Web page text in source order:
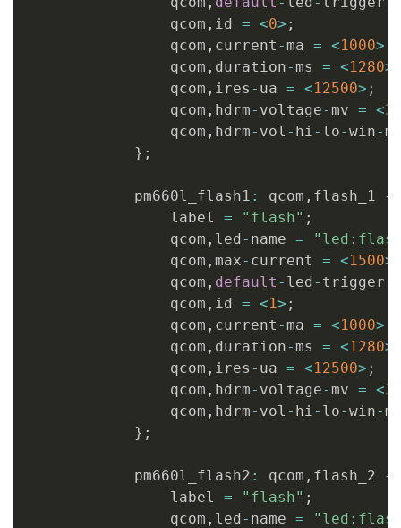
                qcom
, id = <0> ;
                qcom
, current -ma = <1000>
                qcom
, duration-ms = <1280>
                qcom
, ires - ua = <12500> ;
                qcom
, hdrm- voltage-mv = <
                qcom
, hdrm- vol - hi- lo-win-
} ;
            pm660l_flash1
: qcom , flash_1 {
                label
= "flash" ;
                qcom
, led- name =
                qcom
, max- current = <1500>
                qcom
, default - led- trigger
                qcom
, id = <1> ;
                qcom
, current -ma = <1000>
                qcom
, duration-ms = <1280>
                qcom
, ires - ua = <12500> ;
                qcom
, hdrm- voltage-mv = <
                qcom
, hdrm- vol - hi- lo-win-
} ;
            pm660l_flash2
: qcom , flash_2 {
                label
= "flash" ;
                qcom
, led- name =